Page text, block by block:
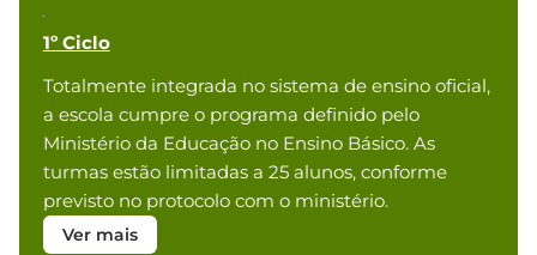
1º Ciclo
Totalmente integrada no sistema de ensino oficial,
a escola cumpre o programa definido pelo
Ministério da Educação no Ensino Básico. As
turmas estão limitadas a 25 alunos, conforme
previsto no protocolo com o ministério.
Ver mais